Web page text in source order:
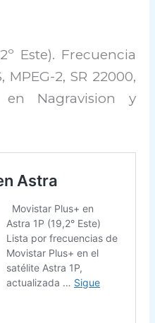
Este). Frecuencia
MPEG-2, SR 22000,
en Nagravision y